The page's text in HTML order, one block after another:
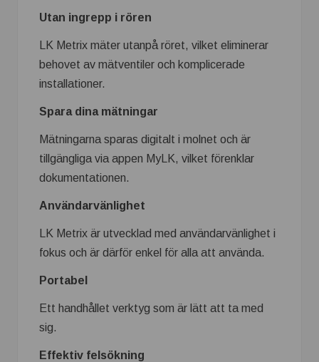
Utan ingrepp i rören
LK Metrix mäter utanpå röret, vilket eliminerar
behovet av mätventiler och komplicerade
installationer.
Spara dina mätningar
Mätningarna sparas digitalt i molnet och är
tillgängliga via appen MyLK, vilket förenklar
dokumentationen.
Användarvänlighet
LK Metrix är utvecklad med användarvänlighet i
fokus och är därför enkel för alla att använda.
Portabel
Ett handhållet verktyg som är lätt att ta med
sig.
Effektiv felsökning